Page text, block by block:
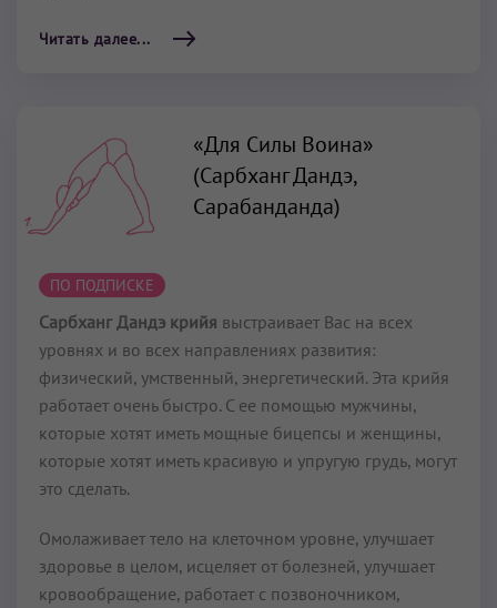
Читать далее...
«Для Силы Воина»
(Сарбханг Дандэ,
Сарабанданда)
ПО ПОДПИСКЕ
Сарбханг Дандэ крийя выстраивает Вас на всех
уровнях и во всех направлениях развития:
физический, умственный, энергетический. Эта крийя
работает очень быстро. С ее помощью мужчины,
которые хотят иметь мощные бицепсы и женщины,
которые хотят иметь красивую и упругую грудь, могут
это сделать.
Омолаживает тело на клеточном уровне, улучшает
здоровье в целом, исцеляет от болезней, улучшает
кровообращение, работает с позвоночником,